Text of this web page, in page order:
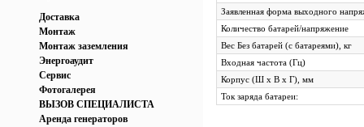
Доставка
Монтаж
Монтаж заземления
Энергоаудит
Сервис
Фотогалерея
ВЫЗОВ СПЕЦИАЛИСТА
Аренда генераторов
Заявленная форма выходного
Количество батарей/напряжение
Вес Без батарей (с батареями), кг
Входная частота (Гц)
Корпус (Ш х В х Г), мм
Ток заряда батареи: